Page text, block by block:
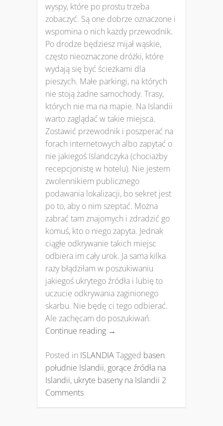
wyspy, które po prostu trzeba
zobaczyć. Są one dobrze oznaczone i
wspomina o nich każdy przewodnik.
Po drodze będziesz mijał wąskie,
często nieoznaczone dróżki, które
wydają się być ścieżkami dla
pieszych. Małe parkingi, na których
nie stoją żadne samochody. Trasy,
których nie ma na mapie. Na Islandii
warto zaglądać w takie miejsca.
Zostawić przewodnik i poszperać na
forach internetowych albo zapytać o
nie jakiegoś Islandczyka (chociażby
recepcjonistę w hotelu). Nie jestem
zwolennikiem publicznego
podawania lokalizacji, bo sekret jest
po to, aby o nim szeptać. Można
zabrać tam znajomych i zdradzić go
komuś, kto o niego zapyta. Jednak
ciągłe odkrywanie takich miejsc
odbiera im cały urok. Ja sama kilka
razy błądziłam w poszukiwaniu
jakiegoś ukrytego źródła i lubię to
uczucie odkrywania zaginionego
skarbu. Nie będę ci tego odbierać.
Ale zachęcam do poszukiwań.
Continue reading →
Posted in ISLANDIATagged basen
południe Islandii, gorące źródła na
Islandii, ukryte baseny na Islandii 2
Comments